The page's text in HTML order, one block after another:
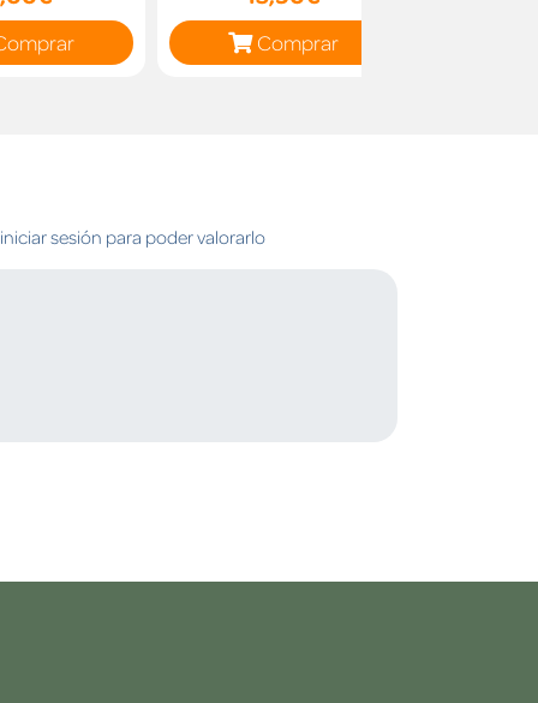
Comprar
sesión para poder valorarlo